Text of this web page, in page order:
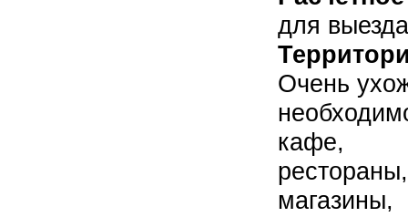
для
Очень
кафе,
рестораны,
магазины,